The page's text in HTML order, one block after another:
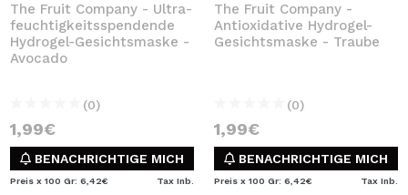
The Fruit Company - Ultra-
feuchtigkeitsspendende
Hydrogel-Gesichtsmaske -
Avocado
(0)
1,99€
BENACHRICHTIGE MICH
Preis x 100 Gr: 6,42€ Tax Inb.
The Fruit Company -
Antioxidative Hydrogel-
Gesichtsmaske - Traube
(0)
1,99€
BENACHRICHTIGE MICH
Preis x 100 Gr: 6,42€ Tax Inb.